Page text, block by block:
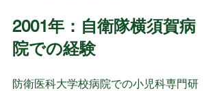
2001年：自衛隊横須賀病
院での経験
防衛医科大学校病院での小児科専門研